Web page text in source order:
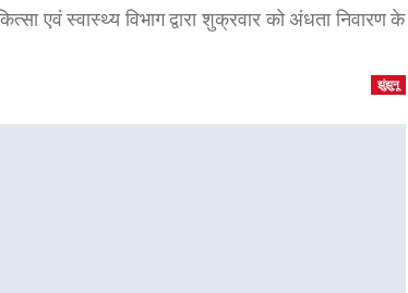
एवं स्वास्थ्य विभाग द्वारा शुक्रवार को अंधता निवारण के
झुंझुनू